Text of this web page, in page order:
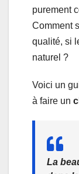
purement
Comment
qualité, si
naturel ?
Voici un
à faire un
La